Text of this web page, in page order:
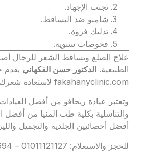
تجنب الإجهاد.
شامبو ضد التساقط.
تدليك فروة.
فحوصات سنوية.
الطبيعية. الدكتور حسن الفكهاني
fakahanyclinic.com لاستعادة شعرك وثقتك.
وتعتبر عيادة ريجافو من أفضل
والتناسلية بكلية طب المنيا من
أفضل أخصائيين الجلدية والتجميل